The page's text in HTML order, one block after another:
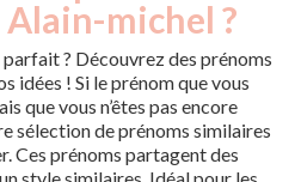
michel ?
? Découvrez des prénoms
idées ! Si le prénom que vous
que vous n’êtes pas encore
sélection de prénoms similaires
Ces prénoms partagent des
style similaires. Idéal pour les